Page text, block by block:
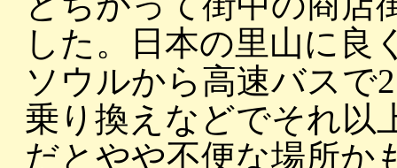
した。日本の里山に良
ソウルから高速バスで
乗り換えなどでそれ以
だとやや不便な場所か